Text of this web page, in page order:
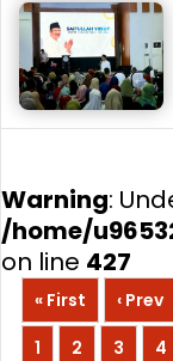
Warning:
/home/
on line 427
« First
‹ Prev
1
2 3 4